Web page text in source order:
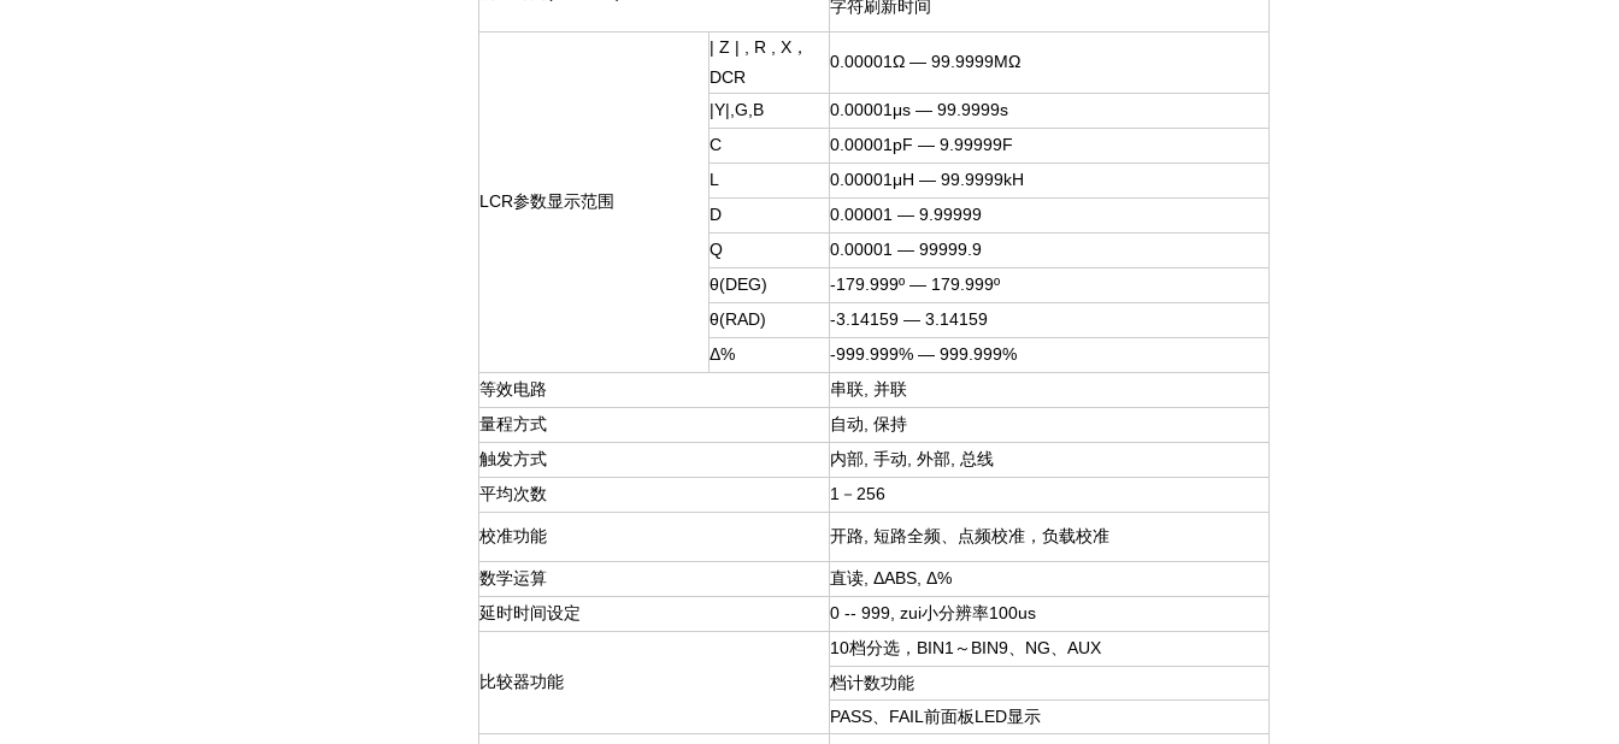
字符刷新时间
LCR参数显示范围
| Z | , R , X ，
DCR
0.00001Ω — 99.9999MΩ
|Y|,G,B 0.00001 μs — 99.9999s
C
0.00001pF — 9.99999F
L
0.00001 μH — 99.9999kH
D
0.00001 — 9.99999
Q
0.00001 — 99999.9
θ(DEG)
-179.999º — 179.999º
θ(RAD)
-3.14159 — 3.14159
Δ%
-999.999% — 999.999%
等效电路
串联, 并联
量程方式
自动, 保持
触发方式
内部, 手动, 外部, 总线
平均次数
1 －256
校准功能 开路, 短路全频、点频校准，负载校准
数学运算
直读, ΔABS, Δ%
延时时间设定
0 -- 999, zui小分辨率100us
比较器功能
10档分选，BIN1～BIN9、NG、AUX
档计数功能
PASS 、FAIL前面板LED显示